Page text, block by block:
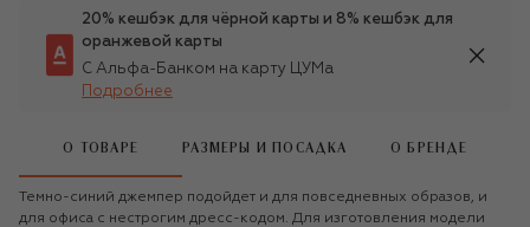
20% кешбэк для чёрной карты и 8% кешбэк для
оранжевой карты
С Альфа-Банком на карту ЦУМа
Подробнее
О ТОВАРЕ РАЗМЕРЫ И ПОСАДКА О БРЕНДЕ
Темно-синий джемпер подойдет и для повседневных образов, и
для офиса с нестрогим дресс-кодом. Для изготовления модели